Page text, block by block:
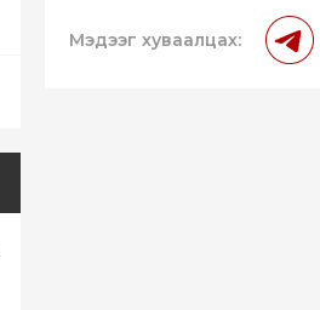
Мэдээг хуваалцах: